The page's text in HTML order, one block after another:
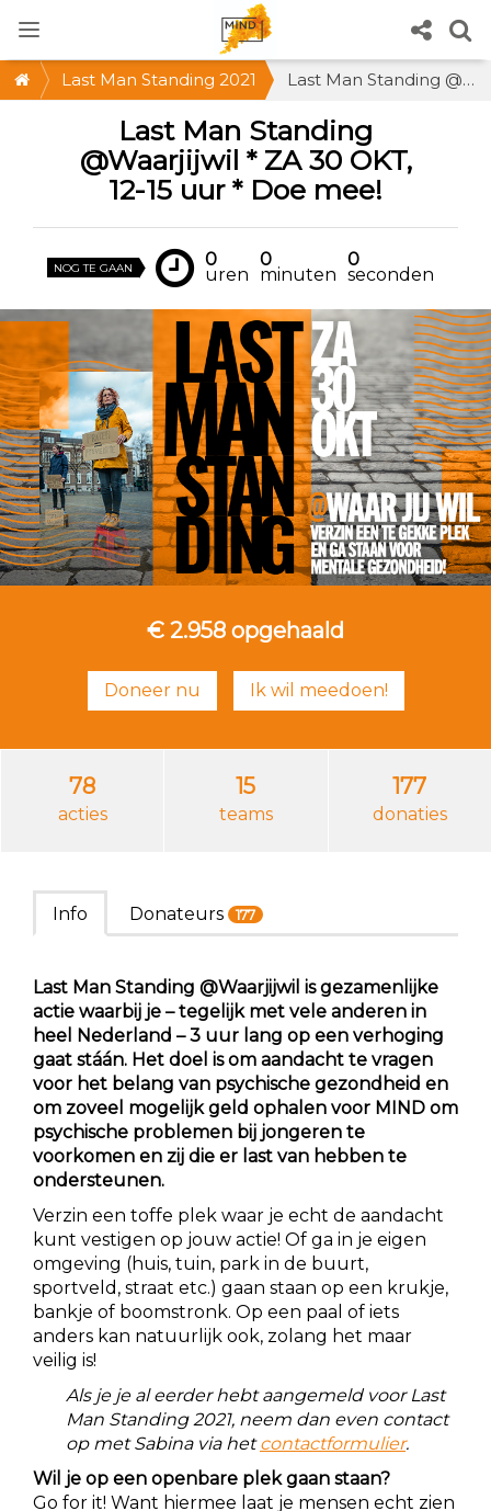
Last Man Standing 2021 Last Man Standing @Waarjijwil * ZA 30 OKT, 12-15 uur * Doe mee!
Last Man Standing
@Waarjijwil * ZA 30 OKT,
12-15 uur * Doe mee!
NOG TE GAAN 0
uren
0
minuten
0
seconden
€ 2.958 opgehaald
Doneer nu Ik wil meedoen!
78
acties
15
teams
177
donaties
Info Donateurs 177
Last Man Standing @Waarjijwil is gezamenlijke
actie waarbij je – tegelijk met vele anderen in
heel Nederland – 3 uur lang op een verhoging
gaat stáán. Het doel isom aandacht te vragen
voor het belang van psychische gezondheid en
om zoveel mogelijk geld ophalen voor MIND om
psychische problemen bij jongeren te
voorkomen en zij die er last van hebben te
ondersteunen.
Verzin een toffe plek waar je echt de aandacht
kunt vestigen op jouw actie! Of ga in je eigen
omgeving (huis, tuin, park in de buurt,
sportveld, straat etc.) gaan staan op een krukje,
bankje of boomstronk. Op een paal of iets
anders kan natuurlijk ook, zolang het maar
veilig is!
Als je je al eerder hebt aangemeld voor Last
Man Standing 2021, neem dan even contact
op met Sabina via hetcontactformulier.
Wil je op een openbare plek gaan staan?
Go for it! Want hiermee laat je mensen echt zien